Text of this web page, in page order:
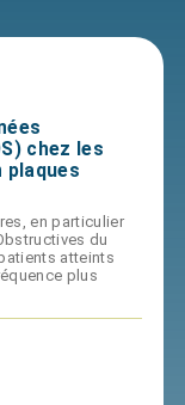
chez les
en particulier
du
atteints
plus